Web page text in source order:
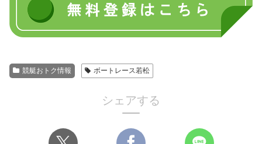
競艇おトク情報 ボートレース若松
シェアする